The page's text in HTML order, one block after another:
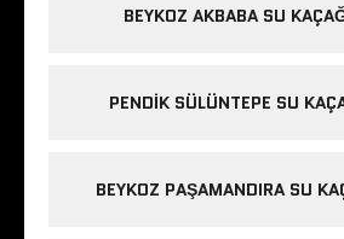
BEYKOZ AKBABA SU
PENDIK SÜLÜNTEPE SU
BEYKOZ PAŞAMANDIRA SU